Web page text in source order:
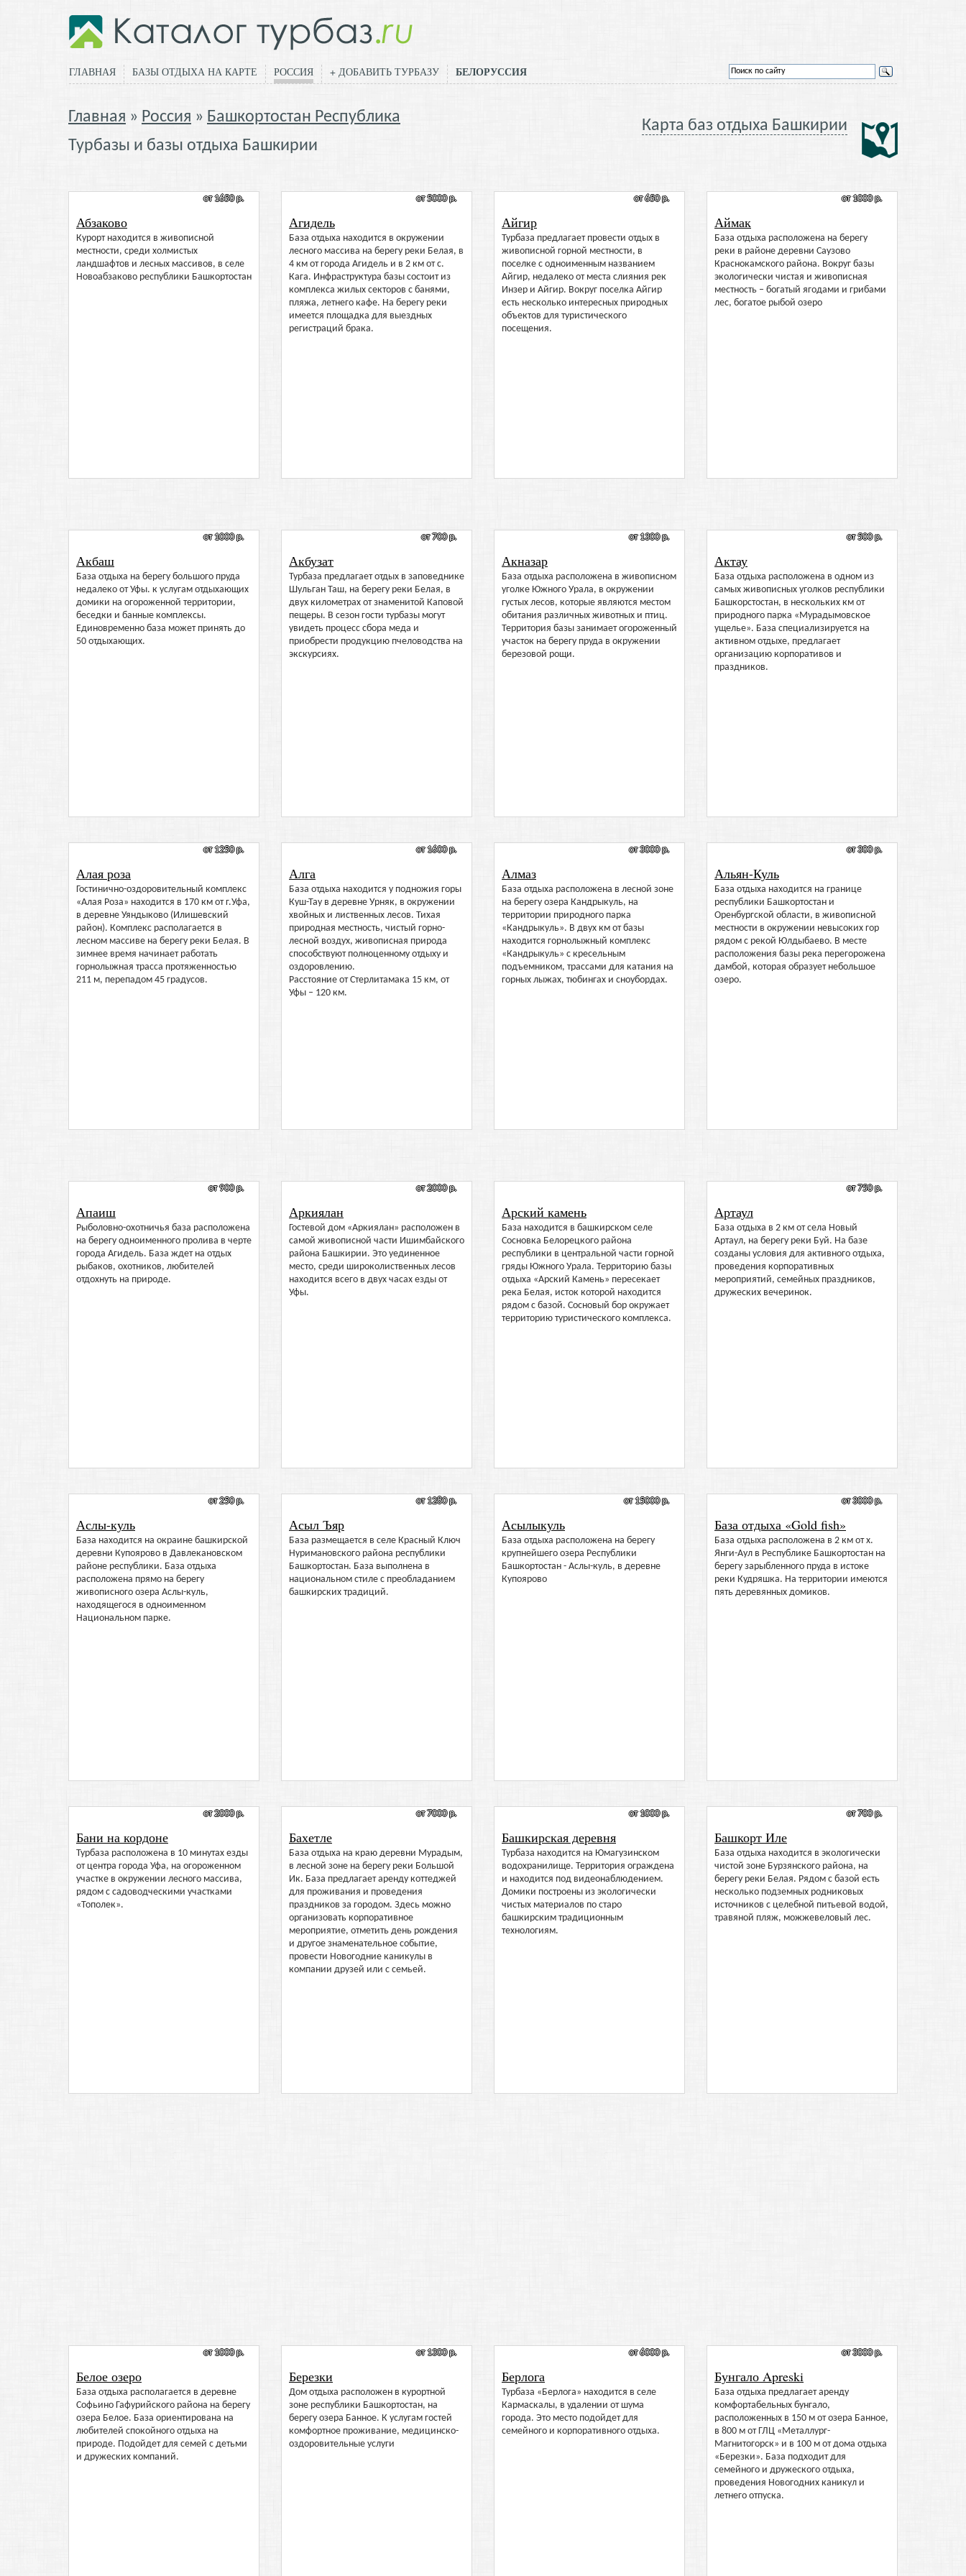
ГЛАВНАЯ БАЗЫ ОТДЫХА НА КАРТЕ РОССИЯ + ДОБАВИТЬ ТУРБАЗУ БЕЛОРУССИЯ
Главная Россия Башкортостан Республика
Карта баз отдыха Башкирии
Турбазы и базы отдыха Башкирии
от 1650 р.
Абзаково
Курорт находится в живописной
местности, среди холмистых
ландшафтов и лесных массивов, в селе
Новоабзаково республики Башкортостан
от 5000 р.
Агидель
База отдыха находится в окружении
лесного массива на берегу реки Белая, в
4 км от города Агидель и в 2 км от с.
Кага. Инфраструктура базы состоит из
комплекса жилых секторов с банями,
пляжа, летнего кафе. На берегу реки
имеется площадка для выездных
регистраций брака.
от 650 р.
Айгир
Турбаза предлагает провести отдых в
живописной горной местности, в
поселке с одноименным названием
Айгир, недалеко от места слияния рек
Инзер и Айгир. Вокруг поселка Айгир
есть несколько интересных природных
объектов для туристического
посещения.
от 1000 р.
Аймак
База отдыха расположена на берегу
реки в районе деревни Саузово
Краснокамского района. Вокруг базы
экологически чистая и живописная
местность – богатый ягодами и грибами
лес, богатое рыбой озеро
от 1000 р.
Акбаш
База отдыха на берегу большого пруда
недалеко от Уфы. к услугам отдыхающих
домики на огороженной территории,
беседки и банные комплексы.
Единовременно база может принять до
50 отдыхающих.
от 700 р.
Акбузат
Турбаза предлагает отдых в заповеднике
Шульган Таш, на берегу реки Белая, в
двух километрах от знаменитой Каповой
пещеры. В сезон гости турбазы могут
увидеть процесс сбора меда и
приобрести продукцию пчеловодства на
экскурсиях.
от 1300 р.
Акназар
База отдыха расположена в живописном
уголке Южного Урала, в окружении
густых лесов, которые являются местом
обитания различных животных и птиц.
Территория базы занимает огороженный
участок на берегу пруда в окружении
березовой рощи.
от 500 р.
Актау
База отдыха расположена в одном из
самых живописных уголков республики
Башкорстостан, в нескольких км от
природного парка «Мурадымовское
ущелье». База специализируется на
активном отдыхе, предлагает
организацию корпоративов и
праздников.
от 1250 р.
Алая роза
Гостинично-оздоровительный комплекс
«Алая Роза» находится в 170 км от г.Уфа,
в деревне Уяндыково (Илишевский
район). Комплекс располагается в
лесном массиве на берегу реки Белая. В
зимнее время начинает работать
горнолыжная трасса протяженностью
211 м, перепадом 45 градусов.
от 1600 р.
Алга
База отдыха находится у подножия горы
Куш-Тау в деревне Урняк, в окружении
хвойных и лиственных лесов. Тихая
природная местность, чистый горно-
лесной воздух, живописная природа
способствуют полноценному отдыху и
оздоровлению.
Расстояние от Стерлитамака 15 км, от
Уфы – 120 км.
от 3000 р.
Алмаз
База отдыха расположена в лесной зоне
на берегу озера Кандрыкуль, на
территории природного парка
«Кандрыкуль». В двух км от базы
находится горнолыжный комплекс
«Кандрыкуль» с кресельным
подъемником, трассами для катания на
горных лыжах, тюбингах и сноубордах.
от 300 р.
Альян-Куль
База отдыха находится на границе
республики Башкортостан и
Оренбургской области, в живописной
местности в окружении невысоких гор
рядом с рекой Юлдыбаево. В месте
расположения базы река перегорожена
дамбой, которая образует небольшое
озеро.
от 900 р.
Апаиш
Рыболовно-охотничья база расположена
на берегу одноименного пролива в черте
города Агидель. База ждет на отдых
рыбаков, охотников, любителей
отдохнуть на природе.
от 2000 р.
Аркиялан
Гостевой дом «Аркиялан» расположен в
самой живописной части Ишимбайского
района Башкирии. Это уединенное
место, среди широколиственных лесов
находится всего в двух часах езды от
Уфы.
Арский камень
База находится в башкирском селе
Сосновка Белорецкого района
республики в центральной части горной
гряды Южного Урала. Территорию базы
отдыха «Арский Камень» пересекает
река Белая, исток которой находится
рядом с базой. Сосновый бор окружает
территорию туристического комплекса.
от 750 р.
Артаул
База отдыха в 2 км от села Новый
Артаул, на берегу реки Буй. На базе
созданы условия для активного отдыха,
проведения корпоративных
мероприятий, семейных праздников,
дружеских вечеринок.
от 250 р.
Аслы-куль
База находится на окраине башкирской
деревни Купоярово в Давлекановском
районе республики. База отдыха
расположена прямо на берегу
живописного озера Аслы-куль,
находящегося в одноименном
Национальном парке.
от 1280 р.
Асыл Ъяр
База размещается в селе Красный Ключ
Нуримановского района республики
Башкортостан. База выполнена в
национальном стиле с преобладанием
башкирских традиций.
от 15000 р.
Асылыкуль
База отдыха расположена на берегу
крупнейшего озера Республики
Башкортостан - Аслы-куль, в деревне
Купоярово
от 3000 р.
База отдыха «Gold fish»
База отдыха расположена в 2 км от х.
Янги-Аул в Республике Башкортостан на
берегу зарыбленного пруда в истоке
реки Кудряшка. На территории имеются
пять деревянных домиков.
от 2000 р.
Бани на кордоне
Турбаза расположена в 10 минутах езды
от центра города Уфа, на огороженном
участке в окружении лесного массива,
рядом с садоводческими участками
«Тополек».
от 7000 р.
Бахетле
База отдыха на краю деревни Мурадым,
в лесной зоне на берегу реки Большой
Ик. База предлагает аренду коттеджей
для проживания и проведения
праздников за городом. Здесь можно
организовать корпоративное
мероприятие, отметить день рождения
и другое знаменательное событие,
провести Новогодние каникулы в
компании друзей или с семьей.
от 1000 р.
Башкирская деревня
Турбаза находится на Юмагузинском
водохранилище. Территория ограждена
и находится под видеонаблюдением.
Домики построены из экологически
чистых материалов по старо
башкирским традиционным
технологиям.
от 700 р.
Башкорт Иле
База отдыха находится в экологически
чистой зоне Бурзянского района, на
берегу реки Белая. Рядом с базой есть
несколько подземных родниковых
источников с целебной питьевой водой,
травяной пляж, можжевеловый лес.
от 1000 р.
Белое озеро
База отдыха располагается в деревне
Софьино Гафурийского района на берегу
озера Белое. База ориентирована на
любителей спокойного отдыха на
природе. Подойдет для семей с детьми
и дружеских компаний.
от 1300 р.
Березки
Дом отдыха расположен в курортной
зоне республики Башкортостан, на
берегу озера Банное. К услугам гостей
комфортное проживание, медицинско-
оздоровительные услуги
от 6000 р.
Берлога
Турбаза «Берлога» находится в селе
Кармаскалы, в удалении от шума
города. Это место подойдет для
семейного и корпоративного отдыха.
от 3000 р.
Бунгало Apreski
База отдыха предлагает аренду
комфортабельных бунгало,
расположенных в 150 м от озера Банное,
в 800 м от ГЛЦ «Металлург-
Магнитогорск» и в 100 м от дома отдыха
«Березки». База подходит для
семейного и дружеского отдыха,
проведения Новогодних каникул и
летнего отпуска.